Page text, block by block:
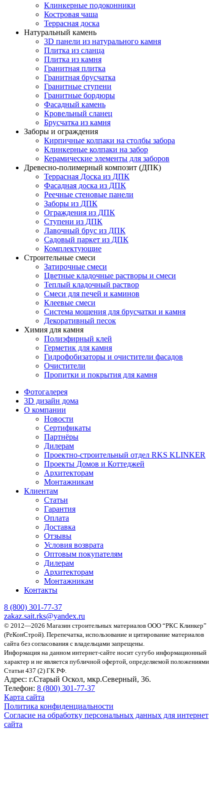
Клинкерные подоконники
Костровая чаша
Террасная доска
Натуральный камень
3D панели из натурального камня
Плитка из сланца
Плитка из камня
Гранитная плитка
Гранитная брусчатка
Гранитные ступени
Гранитные бордюры
Фасадный камень
Кровельный сланец
Брусчатка из камня
Заборы и ограждения
Кирпичные колпаки на столбы забора
Клинкерные колпаки на забор
Керамические элементы для заборов
Древесно-полимерный композит (ДПК)
Террасная Доска из ДПК
Фасадная доска из ДПК
Реечные стеновые панели
Заборы из ДПК
Ограждения из ДПК
Ступени из ДПК
Лавочный брус из ДПК
Садовый паркет из ДПК
Комплектующие
Строительные смеси
Затирочные смеси
Цветные кладочные растворы и смеси
Теплый кладочный раствор
Смеси для печей и каминов
Клеевые смеси
Система мощения для брусчатки и камня
Декоративный песок
Химия для камня
Полиэфирный клей
Герметик для камня
Гидрофобизаторы и очистители фасадов
Очистители
Пропитки и покрытия для камня
Фотогалерея
3D дизайн дома
О компании
Новости
Сертификаты
Партнёры
Дилерам
Проектно-строительный отдел RKS KLINKER
Проекты Домов и Коттеджей
Архитекторам
Монтажникам
Клиентам
Статьи
Гарантия
Оплата
Доставка
Отзывы
Условия возврата
Оптовым покупателям
Дилерам
Архитекторам
Монтажникам
Контакты
8 (800) 301-77-37
zakaz.sait.rks@yandex.ru
© 2012—2026 Магазин строительных материалов ООО “РКС Клинкер”
(РеКонСтрой). Перепечатка, использование и цитирование материалов
сайта без согласования с владельцами запрещены.
Информация на данном интернет-сайте носит сугубо информационный
характер и не является публичной офертой, определяемой положениями
Статьи 437 (2) ГК РФ.
Адрес: г.Старый Оскол, мкр.Северный, 36.
Телефон: 8 (800) 301-77-37
Карта сайта
Политика конфиденциальности
Согласие на обработку персональных данных для интернет
сайта